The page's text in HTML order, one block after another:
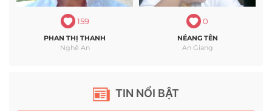
TIN NỔI BẬT
159
PHAN THỊ THANH
Nghệ An
0
NÉANG TÊN
An Giang